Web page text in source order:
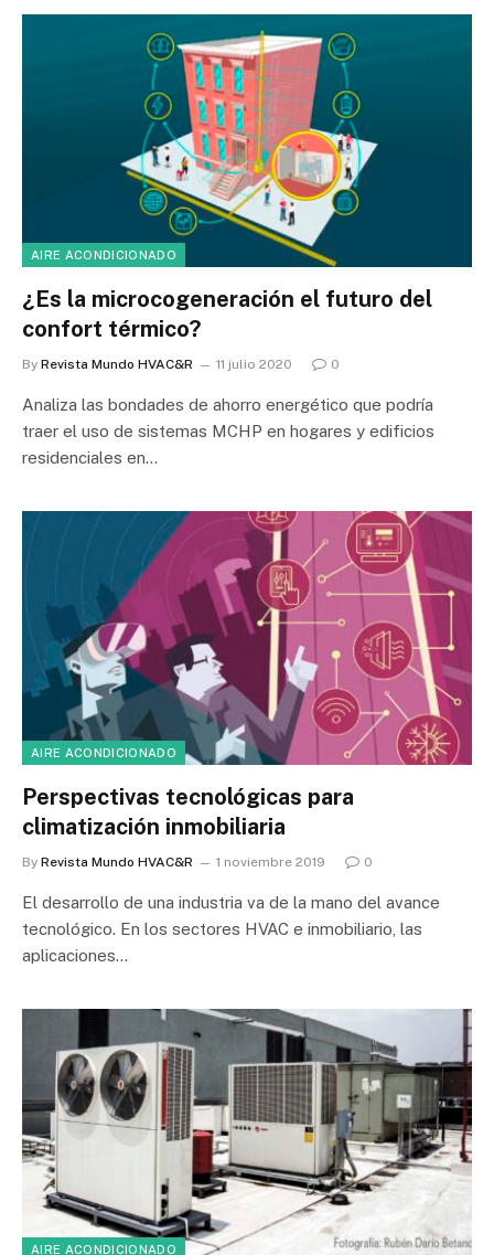
AIRE ACONDICIONADO
¿Es la microcogeneración el futuro del
confort térmico?
By Revista Mundo HVAC&R 11 julio 2020 0
Analiza las bondades de ahorro energético que podría
traer el uso de sistemas MCHP en hogares y edificios
residenciales en…
AIRE ACONDICIONADO
Perspectivas tecnológicas para
climatización inmobiliaria
By Revista Mundo HVAC&R 1 noviembre 2019 0
El desarrollo de una industria va de la mano del avance
tecnológico. En los sectores HVAC e inmobiliario, las
aplicaciones…
AIRE ACONDICIONADO